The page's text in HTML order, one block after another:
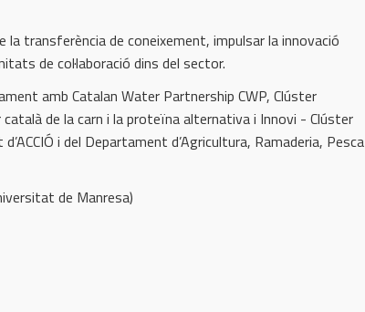
la transferència de coneixement, impulsar la innovació
de col·laboració dins del sector.
amb Catalan Water Partnership CWP, Clúster
català de la carn i la proteïna alternativa i Innovi - Clúster
i del Departament d’Agricultura, Ramaderia, Pesca
de Manresa)